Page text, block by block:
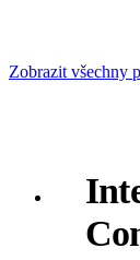
Zobrazit všechny